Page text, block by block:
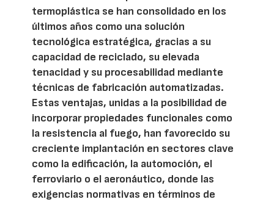
termoplástica se han consolidado en los
últimos años como una solución
tecnológica estratégica, gracias a su
capacidad de reciclado, su elevada
tenacidad y su procesabilidad mediante
técnicas de fabricación automatizadas.
Estas ventajas, unidas a la posibilidad de
incorporar propiedades funcionales como
la resistencia al fuego, han favorecido su
creciente implantación en sectores clave
como la edificación, la automoción, el
ferroviario o el aeronáutico, donde las
exigencias normativas en términos de